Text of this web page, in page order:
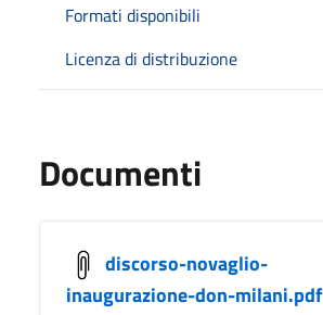
Formati disponibili
Licenza di distribuzione
Documenti
discorso-novaglio-
inaugurazione-don-milani.pdf